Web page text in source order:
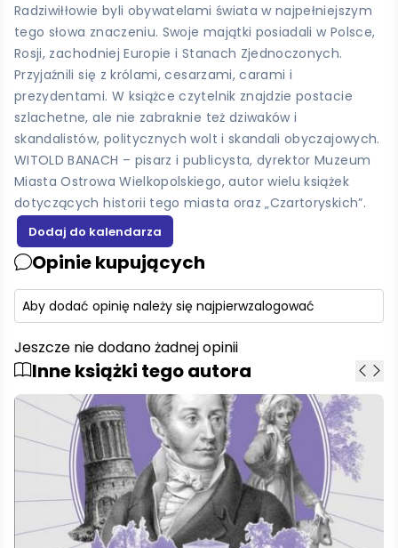
Radziwiłłowie byli obywatelami świata w najpełniejszym
tego słowa znaczeniu. Swoje majątki posiadali w Polsce,
Rosji, zachodniej Europie i Stanach Zjednoczonych.
Przyjaźnili się z królami, cesarzami, carami i
prezydentami. W książce czytelnik znajdzie postacie
szlachetne, ale nie zabraknie też dziwaków i
skandalistów, politycznych wolt i skandali obyczajowych.
WITOLD BANACH – pisarz i publicysta, dyrektor Muzeum
Miasta Ostrowa Wielkopolskiego, autor wielu książek
dotyczących historii tego miasta oraz „Czartoryskich”.
Opinie kupujących
Aby dodać opinię należy się najpierwzalogować
Jeszcze nie dodano żadnej opinii
Inne książki tego autora